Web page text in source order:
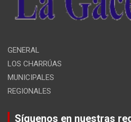
GENERAL
LOS CHARRÚAS
MUNICIPALES
REGIONALES
Síguenos en nuestras